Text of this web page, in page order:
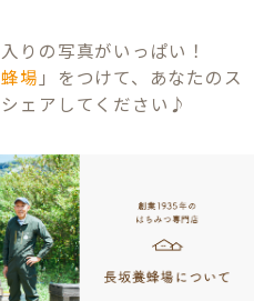
りの写真がいっぱい！
場 」をつけて、あなたのス
ェアしてください♪